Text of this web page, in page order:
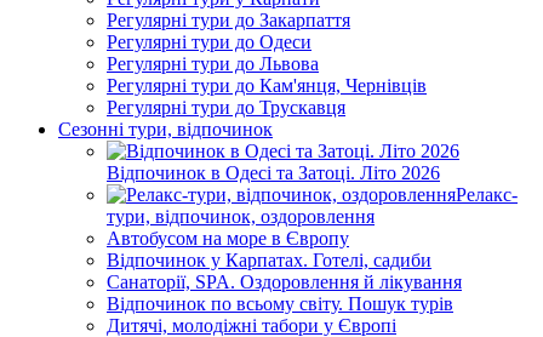
Регулярні тури до Закарпаття
Регулярні тури до Одеси
Регулярні тури до Львова
Регулярні тури до Кам'янця, Чернівців
Регулярні тури до Трускавця
Сезонні тури, відпочинок
Відпочинок в Одесі та Затоці. Літо 2026
Релакс-
тури, відпочинок, оздоровлення
Автобусом на море в Європу
Відпочинок у Карпатах. Готелі, садиби
Санаторії, SPA. Оздоровлення й лікування
Відпочинок по всьому світу. Пошук турів
Дитячі, молодіжні табори у Європі